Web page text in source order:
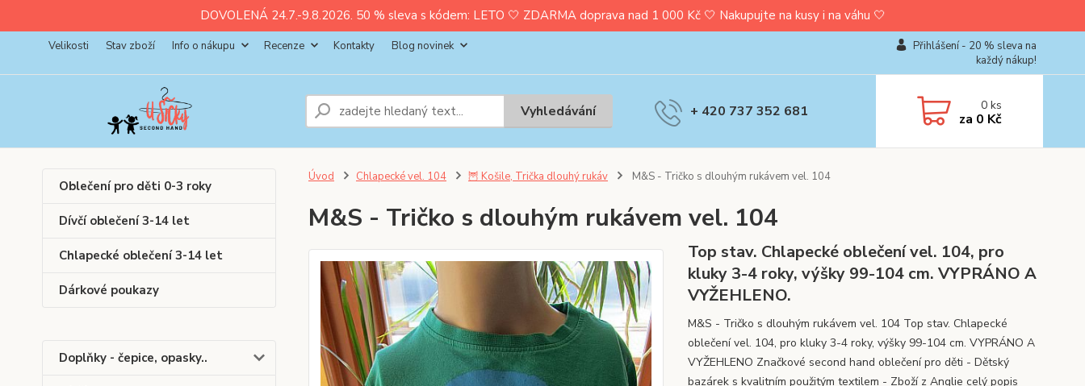
DOVOLENÁ 24.7.-9.8.2026. 50 % sleva s kódem: LETO 🤍 ZDARMA doprava nad 1 000 Kč 🤍 Nakupujte na kusy i na váhu 🤍
Velikosti Stav zboží Info o nákupu Recenze Kontakty Blog novinek
Přihlášení - 20 % sleva na
každý nákup!
Vyhledávání + 420 737 352 681 0ks
za 0 Kč
Oblečení pro děti 0-3 roky
Dívčí oblečení 3-14 let
Chlapecké oblečení 3-14 let
Dárkové poukazy
Doplňky - čepice, opasky..
Úvod Chlapecké vel. 104 🦉 Košile, Trička dlouhý rukáv M&S - Tričko s dlouhým rukávem vel. 104
M&S - Tričko s dlouhým rukávem vel. 104
Top stav. Chlapecké oblečení vel. 104, pro
kluky 3-4 roky, výšky 99-104 cm. VYPRÁNO A
VYŽEHLENO.
M&S - Tričko s dlouhým rukávem vel. 104 Top stav. Chlapecké
oblečení vel. 104, pro kluky 3-4 roky, výšky 99-104 cm. VYPRÁNO A
VYŽEHLENO Značkové second hand oblečení pro děti - Dětský
bazárek s kvalitním použitým textilem - Zboží z Anglie celý popis